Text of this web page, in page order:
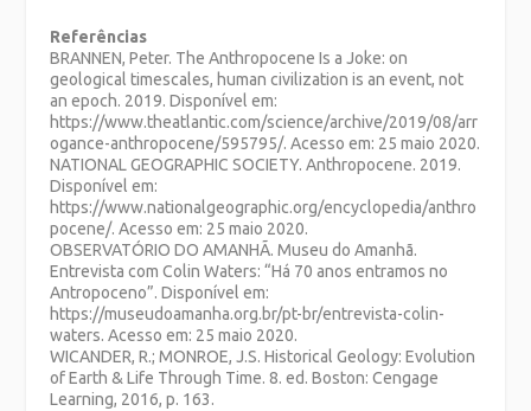
Referências
BRANNEN, Peter. The Anthropocene Is a Joke: on
geological timescales, human civilization is an event, not
an epoch. 2019. Disponível em:
https://www.theatlantic.com/science/archive/2019/08/arr
ogance-anthropocene/595795/. Acesso em: 25 maio 2020.
NATIONAL GEOGRAPHIC SOCIETY. Anthropocene. 2019.
Disponível em:
https://www.nationalgeographic.org/encyclopedia/anthro
pocene/. Acesso em: 25 maio 2020.
OBSERVATÓRIO DO AMANHÃ. Museu do Amanhã.
Entrevista com Colin Waters: “Há 70 anos entramos no
Antropoceno”. Disponível em:
https://museudoamanha.org.br/pt-br/entrevista-colin-
waters. Acesso em: 25 maio 2020.
WICANDER, R.; MONROE, J.S. Historical Geology: Evolution
of Earth & Life Through Time. 8. ed. Boston: Cengage
Learning, 2016, p. 163.